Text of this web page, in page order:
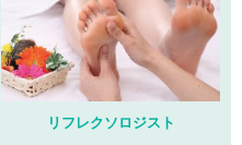
リフレクソロジスト